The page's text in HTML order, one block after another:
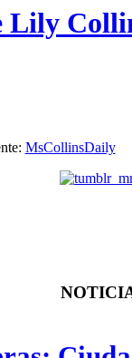
Lily
MsCollinsDaily